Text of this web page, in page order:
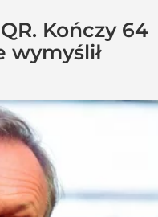
Kończy 64
wymyślił